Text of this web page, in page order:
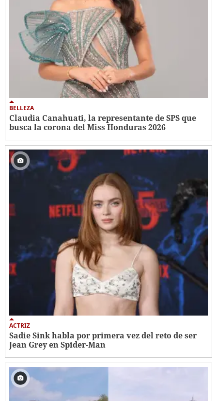
BELLEZA
Claudia Canahuati, la representante de SPS que
busca la corona del Miss Honduras 2026
ACTRIZ
Sadie Sink habla por primera vez del reto de ser
Jean Grey en Spider-Man